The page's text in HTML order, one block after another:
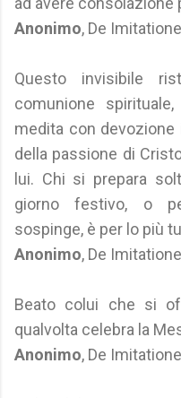
Anonimo, De
Questo invisibile
comunione
medita con
della passione di
lui. Chi si prepara
giorno festivo, o
sospinge, è per lo più
Anonimo, De
Beato colui che si
qualvolta celebra la
Anonimo, De